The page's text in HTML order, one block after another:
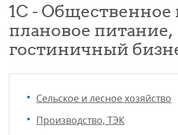
1С - Общественное
плановое питание,
гостиничный
Сельское и лесное хозяйство
Производство, ТЭК